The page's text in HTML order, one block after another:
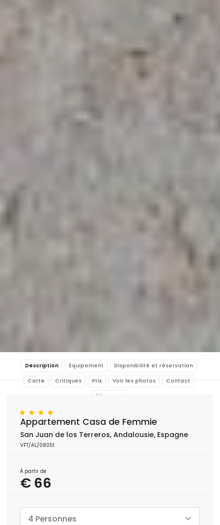
Description Équipement Disponibilité et réservation
Carte Critiques Prix Voir les photos Contact
Réserver
Appartement Casa de Femmie
San Juan de los Terreros, Andalousie, Espagne
VFT/AL/08051
À partir de
€ 66
4 Personnes